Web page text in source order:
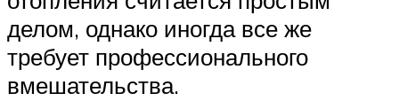
делом, однако иногда все же
требует профессионального
вмешательства.